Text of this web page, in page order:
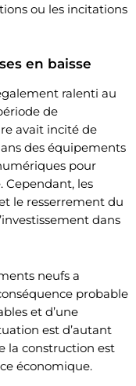
ou les incitations
en baisse
ralenti au
de
avait incité de
des équipements
pour
Cependant, les
le resserrement du
dans
neufs a
probable
et d’une
est d’autant
la construction est
économique.